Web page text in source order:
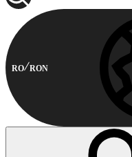
RO RON